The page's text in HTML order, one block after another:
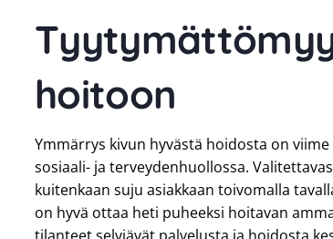
hoitoon
Ymmärrys kivun hyvästä hoidosta on
sosiaali- ja terveydenhuollossa.
kuitenkaan suju asiakkaan toivomalla
on hyvä ottaa heti puheeksi hoitavan
tilanteet selviävät palvelusta ja hoidosta